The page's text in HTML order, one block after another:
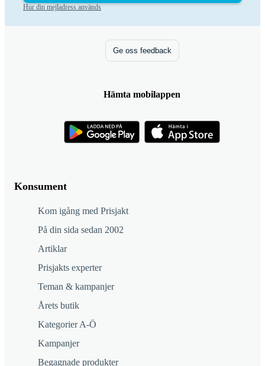
Hur din mejladress används
Konsument
Kom igång med Prisjakt
På din sida sedan 2002
Artiklar
Prisjakts experter
Teman & kampanjer
Årets butik
Kategorier A-Ö
Kampanjer
Begagnade produkter
Ge oss feedback
Hämta mobilappen